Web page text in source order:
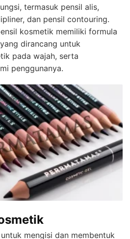
termasuk pensil alis,
dan pensil contouring.
kosmetik memiliki formula
dirancang untuk
pada wajah, serta
penggunanya.
mengisi dan membentuk